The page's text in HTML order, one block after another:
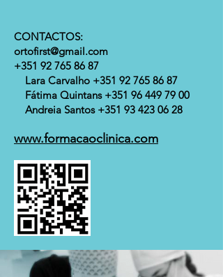
CONTACTOS:
ortofirst@gmail.com
+351 92 765 86 87
Lara Carvalho +351 92 765 86 87
Fátima Quintans +351 96 449 79 00
Andreia Santos +351 93 423 06 28
www.formacaoclinica.com